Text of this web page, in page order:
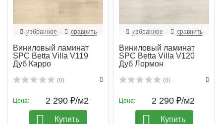
избранное сравнить
Виниловый ламинат
SPC Betta Villa V119
Дуб Карро
(0)
Цена: 2 290 ₽/м2
Купить
избранное сравнить
Виниловый ламинат
SPC Betta Villa V120
Дуб Лормон
(0)
Цена: 2 290 ₽/м2
Купить